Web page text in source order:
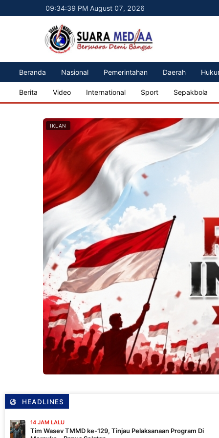
09:34:40 PM August 07, 2026
Beranda Nasional Pemerintahan Daerah
Berita Video International Sport Sepakbola
IKLAN
HEADLINES
TMMD ke-129, Tinjau Pelaksanaan Program Di